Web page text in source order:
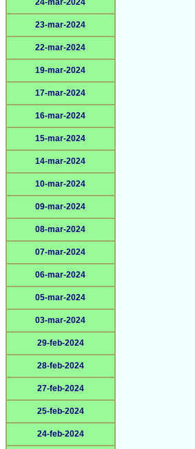
24-mar-2024
23-mar-2024
22-mar-2024
19-mar-2024
17-mar-2024
16-mar-2024
15-mar-2024
14-mar-2024
10-mar-2024
09-mar-2024
08-mar-2024
07-mar-2024
06-mar-2024
05-mar-2024
03-mar-2024
29-feb-2024
28-feb-2024
27-feb-2024
25-feb-2024
24-feb-2024